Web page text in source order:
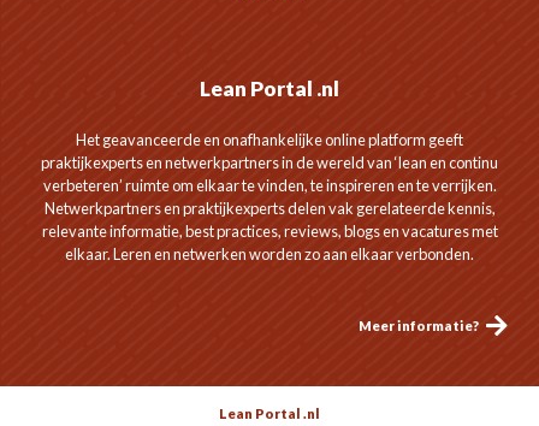
Lean Portal .nl
Het geavanceerde en onafhankelijke online platform geeft
praktijkexperts en netwerkpartners in de wereld van ‘lean en continu
verbeteren’ ruimte om elkaar te vinden, te inspireren en te verrijken.
Netwerkpartners en praktijkexperts delen vak gerelateerde kennis,
relevante informatie, best practices, reviews, blogs en vacatures met
elkaar. Leren en netwerken worden zo aan elkaar verbonden.
Meer informatie?
Lean Portal .nl